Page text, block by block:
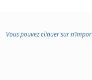
Vous pouvez cliquer sur